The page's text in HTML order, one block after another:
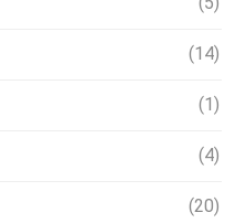
(14)
(1)
(4)
(20)